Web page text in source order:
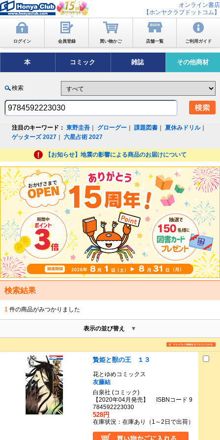
オンライン書店
【ホンヤクラブドットコム】
ログイン 会員登録 買い物かご 店舗一覧 ご利用ガイド
本 コミック 雑誌 その他商材
検索
注目のキーワード： 東野圭吾 グローグー ｜課題図書 ｜夏休みドリル｜
ゲッターズ 2027 ｜六星占術 2027
【お知らせ】地震の影響による商品のお届けについて
検索結果
1 件の商品がみつかりました
表示の並び替え
贄姫と獣の王 １３
花とゆめコミックス
友藤結
白泉社 (コミック)
【2020年04月発売】 ISBNコード 9
784592223030
528円
在庫状況：在庫あり（1～2日で出荷）